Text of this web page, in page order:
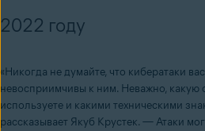
2022 году
«Никогда не думайте, что кибератаки
невосприимчивы к ним. Неважно, какую
используете и какими техническими
рассказывает Якуб Крустек. — Атаки